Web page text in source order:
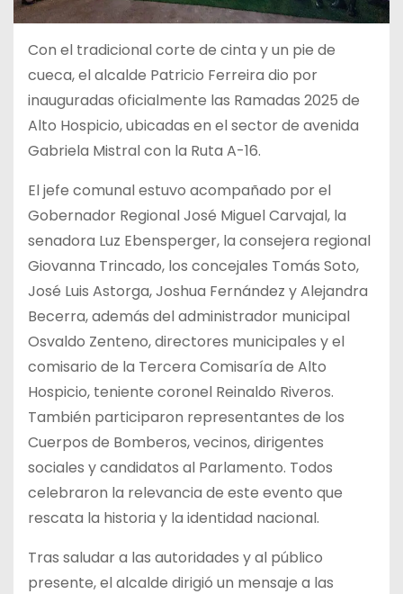
Con el tradicional corte de cinta y un pie de
cueca, el alcalde Patricio Ferreira dio por
inauguradas oficialmente las Ramadas 2025 de
Alto Hospicio, ubicadas en el sector de avenida
Gabriela Mistral con la Ruta A-16.
El jefe comunal estuvo acompañado por el
Gobernador Regional José Miguel Carvajal, la
senadora Luz Ebensperger, la consejera regional
Giovanna Trincado, los concejales Tomás Soto,
José Luis Astorga, Joshua Fernández y Alejandra
Becerra, además del administrador municipal
Osvaldo Zenteno, directores municipales y el
comisario de la Tercera Comisaría de Alto
Hospicio, teniente coronel Reinaldo Riveros.
También participaron representantes de los
Cuerpos de Bomberos, vecinos, dirigentes
sociales y candidatos al Parlamento. Todos
celebraron la relevancia de este evento que
rescata la historia y la identidad nacional.
Tras saludar a las autoridades y al público
presente, el alcalde dirigió un mensaje a las